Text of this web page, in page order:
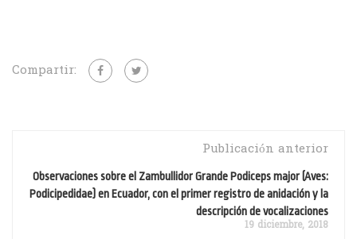
Compartir:
Publicación anterior
Observaciones sobre el Zambullidor Grande Podiceps major (Aves:
Podicipedidae) en Ecuador, con el primer registro de anidación y la
descripción de vocalizaciones
19 diciembre, 2018